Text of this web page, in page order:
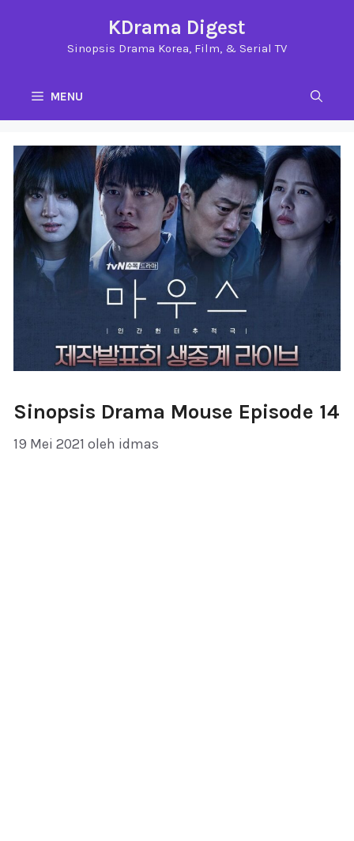
KDrama Digest
Sinopsis Drama Korea, Film, & Serial TV
MENU
Sinopsis Drama Mouse Episode 14
19 Mei 2021 oleh idmas